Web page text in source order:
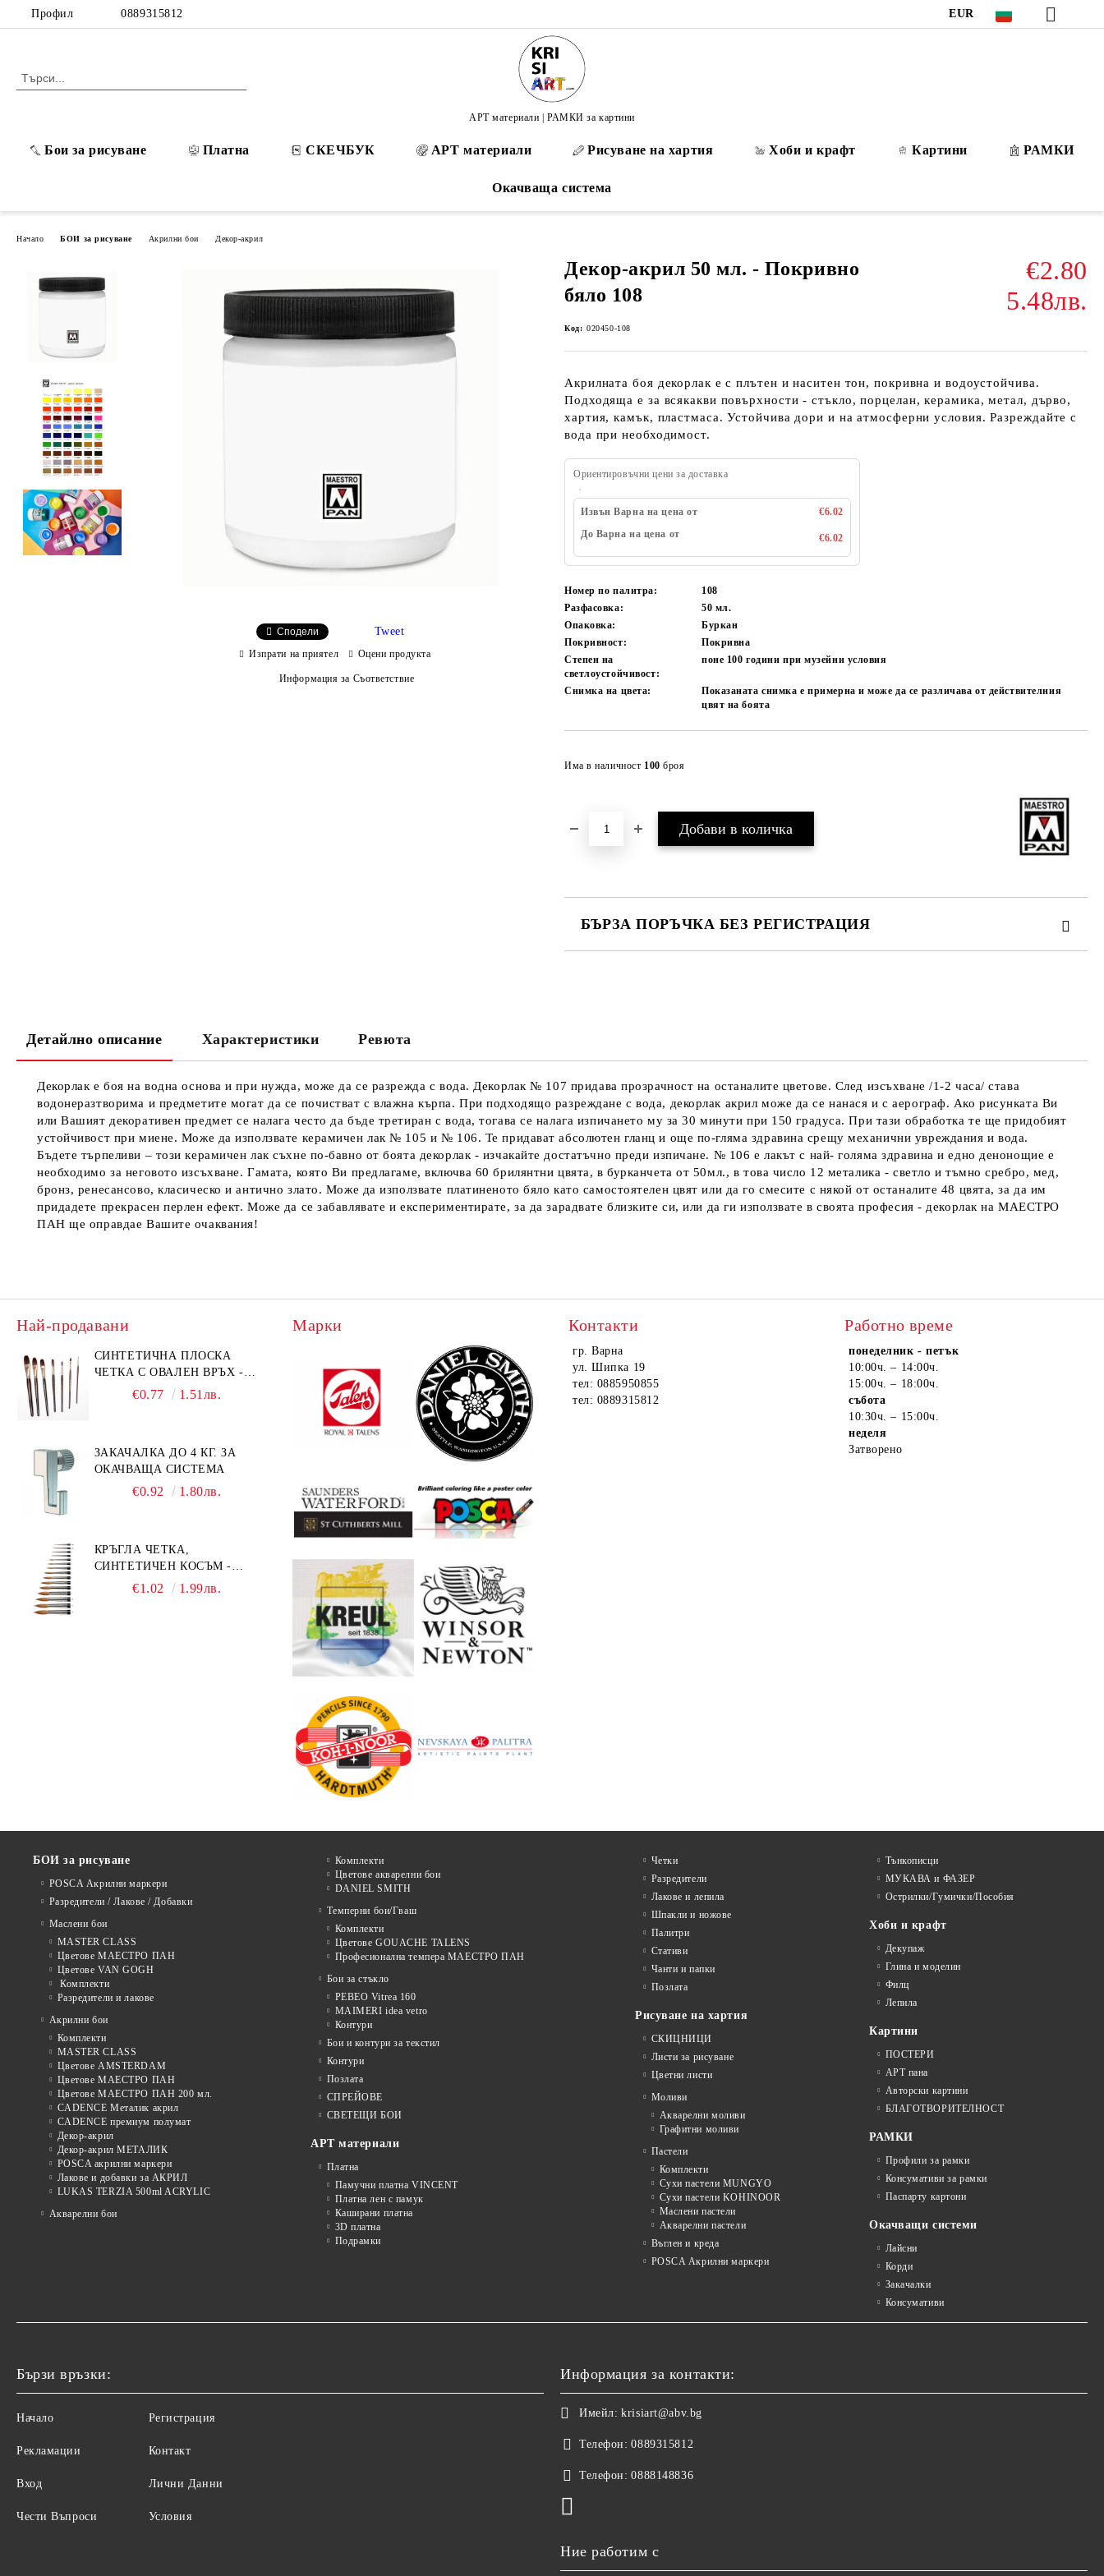
Профил 0889315812 EUR
АРТ материали | РАМКИ за картини
Бои за рисуване Платна СКЕЧБУК АРТ материали Рисуване на хартия Хоби и крафт Картини РАМКИ
Окачваща система
Начало БОИ за рисуване Акрилни бои Декор-акрил
Декор-акрил 50 мл. - Покривно
бяло 108
€2.80
5.48лв.
Код: 020450-108
Акрилната боя декорлак е с плътен и наситен тон, покривна и водоустойчива.
Подходяща е за всякакви повърхности - стъкло, порцелан, керамика, метал, дърво,
хартия, камък, пластмаса. Устойчива дори и на атмосферни условия. Разреждайте с
вода при необходимост.
Ориентировъчни цени за доставка
Извън Варна на цена от
€6.02
До Варна на цена от
€6.02
Номер по палитра:
108
Разфасовка:
50 мл.
Опаковка:
Буркан
Покривност:
Покривна
Степен на
светлоустойчивост:
поне 100години при музейни условия
Снимка на цвета:
Показаната снимка е примерна и може да се различава от действителния
цвят на боята
Има в наличност 100 броя
БЪРЗА ПОРЪЧКА БЕЗ РЕГИСТРАЦИЯ
Сподели Tweet
Изпрати на приятел Оцени продукта
Информация за Съответствие
Детайлно описание Характеристики Ревюта
Декорлак е боя на водна основа и при нужда, може да се разрежда с вода. Декорлак № 107 придава прозрачност на останалите цветове. След изсъхване /1-2 часа/ става
водонеразтворима и предметите могат да се почистват с влажна кърпа. При подходящо разреждане с вода, декорлак акрил може да се нанася и с аерограф. Ако рисунката Ви
или Вашият декоративен предмет се налага често да бъде третиран с вода, тогава се налага изпичането му за 30 минути при 150 градуса. При тази обработка те ще придобият
устойчивост при миене. Може да използвате керамичен лак № 105 и № 106. Те придават абсолютен гланц и още по-гляма здравина срещу механични увреждания и вода.
Бъдете търпеливи – този керамичен лак съхне по-бавно от боята декорлак - изчакайте достатъчно преди изпичане. № 106 е лакът с най- голяма здравина и едно денонощие е
необходимо за неговото изсъхване. Гамата, която Ви предлагаме, включва 60 брилянтни цвята, в бурканчета от 50мл., в това число 12 металика - светло и тъмно сребро, мед,
бронз, ренесансово, класическо и антично злато. Може да използвате платиненото бяло като самостоятелен цвят или да го смесите с някой от останалите 48 цвята, за да им
придадете прекрасен перлен ефект. Може да се забавлявате и експериментирате, за да зарадвате близките си, или да ги използвате в своята професия - декорлак на МАЕСТРО
ПАН ще оправдае Вашите очаквания!
Най-продавани
СИНТЕТИЧНА ПЛОСКА
ЧЕТКА С ОВАЛЕН ВРЪХ -
GIOCONDA 273 - №1/8
€0.77 1.51лв.
ЗАКАЧАЛКА ДО 4 КГ. ЗА
ОКАЧВАЩА СИСТЕМА
€0.92 1.80лв.
КРЪГЛА ЧЕТКА,
СИНТЕТИЧЕН КОСЪМ -
MILLENIUM 211 - №0
€1.02 1.99лв.
Марки Контакти
гр. Варна
ул. Шипка 19
тел: 0885950855
тел: 0889315812
Работно време
понеделник - петък
10:00ч. – 14:00ч.
15:00ч. – 18:00ч.
събота
10:30ч. – 15:00ч.
неделя
Затворено
БОИ за рисуване
POSCA Акрилни маркери
Разредители / Лакове / Добавки
Маслени бои
MASTER CLASS
Цветове МАЕСТРО ПАН
Цветове VAN GOGH
Комплекти
Разредители и лакове
Акрилни бои
Комплекти
MASTER CLASS
Цветове AMSTERDAM
Цветове МАЕСТРО ПАН
Цветове МАЕСТРО ПАН 200 мл.
CADENCE Металик акрил
CADENCE премиум полумат
Декор-акрил
Декор-акрил МЕТАЛИК
POSCA акрилни маркери
Лакове и добавки за АКРИЛ
LUKAS TERZIA 500ml ACRYLIC
Акварелни бои
Комплекти
Цветове акварелни бои
DANIEL SMITH
Темперни бои/Гваш
Комплекти
Цветове GOUACHE TALENS
Професионална темпера МАЕСТРО ПАН
Бои за стъкло
PEBEO Vitrea 160
MAIMERI idea vetro
Контури
Бои и контури за текстил
Контури
Позлата
СПРЕЙОВЕ
СВЕТЕЩИ БОИ
АРТ материали
Платна
Памучни платна VINCENT
Платна лен с памук
Каширани платна
3D платна
Подрамки
Четки
Разредители
Лакове и лепила
Шпакли и ножове
Палитри
Стативи
Чанти и папки
Позлата
Рисуване на хартия
СКИЦНИЦИ
Листи за рисуване
Цветни листи
Моливи
Акварелни моливи
Графитни моливи
Пастели
Комплекти
Сухи пастели MUNGYO
Сухи пастели KOHINOOR
Маслени пастели
Акварелни пастели
Въглен и креда
POSCA Акрилни маркери
Тънкописци
МУКАВА и ФАЗЕР
Острилки/Гумички/Пособия
Хоби и крафт
Декупаж
Глина и моделин
Филц
Лепила
Картини
ПОСТЕРИ
АРТ пана
Авторски картини
БЛАГОТВОРИТЕЛНОСТ
РАМКИ
Профили за рамки
Консумативи за рамки
Паспарту картони
Окачващи системи
Лайсни
Корди
Закачалки
Консумативи
Бързи връзки:
Начало
Рекламации
Вход
Чести Въпроси
Регистрация
Контакт
Лични Данни
Условия
Информация за контакти:
Имейл: krisiart@abv.bg
Телефон: 0889315812
Телефон: 0888148836
Ние работим с